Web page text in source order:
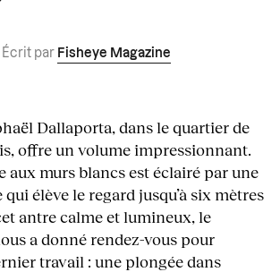
Écrit par Fisheye Magazine
Dallaporta, dans le quartier de
offre un volume impressionnant.
aux murs blancs est éclairé par une
élève le regard jusqu’à six mètres
antre calme et lumineux, le
a donné rendez-vous pour
travail : une plongée dans